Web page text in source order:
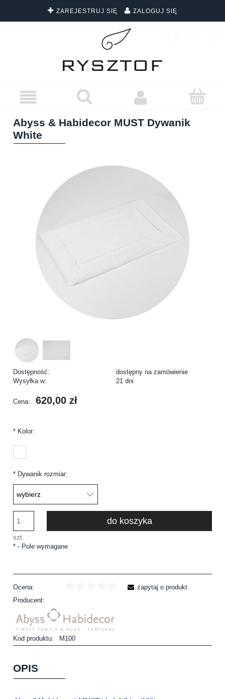
ZAREJESTRUJ SIĘ ZALOGUJ SIĘ
DARMOWA DOSTAWA WSZYSTKICH ZAMÓWIEŃ
Abyss & Habidecor MUST Dywanik
White
Dostępność:
dostępny na zamówienie
Wysyłka w:
21 dni
Cena: 620,00 zł
* Kolor:
* Dywanik rozmiar:
szt.
do koszyka
* - Pole wymagane
Ocena:
Producent:
Kod produktu: M100
zapytaj o produkt
OPIS